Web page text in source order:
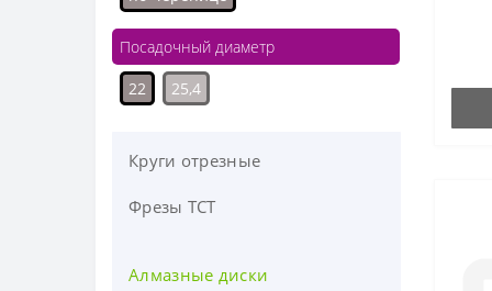
Посадочный диаметр
22
25,4
Круги отрезные
Фрезы ТСТ
Алмазные диски